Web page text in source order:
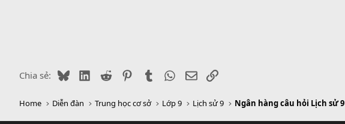
Chia sẻ: BlueskyLinkedIn
Reddit PinterestTumblr WhatsApp
EmailLink
Home Diễn đàn Trung học cơ sở Lớp 9 Lịch sử 9 Ngân hàng câu hỏi Lịch sử 9